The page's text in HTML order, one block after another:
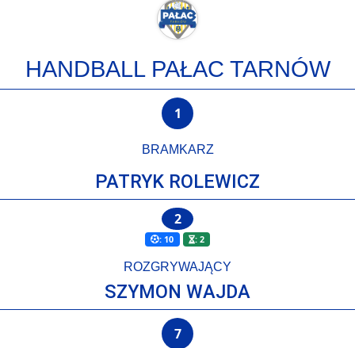
HANDBALL PAŁAC TARNÓW
1
BRAMKARZ
PATRYK ROLEWICZ
2
: 10 : 2
ROZGRYWAJĄCY
SZYMON WAJDA
7